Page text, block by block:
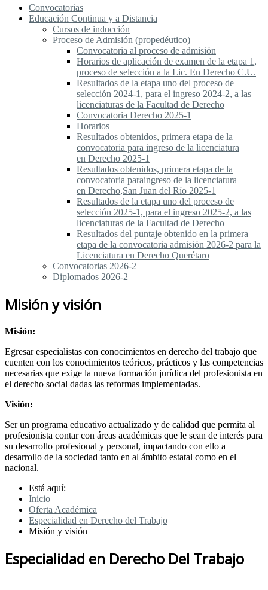
Convocatorias
Educación Continua y a Distancia
Cursos de inducción
Proceso de Admisión (propedéutico)
Convocatoria al proceso de admisión
Horarios de aplicación de examen de la etapa 1,
proceso de selección a la Lic. En Derecho C.U.
Resultados de la etapa uno del proceso de
selección 2024-1, para el ingreso 2024-2, a las
licenciaturas de la Facultad de Derecho
Convocatoria Derecho 2025-1
Horarios
Resultados obtenidos, primera etapa de la
convocatoria para ingreso de la licenciatura
en Derecho 2025-1
Resultados obtenidos, primera etapa de la
convocatoria paraingreso de la licenciatura
en Derecho,San Juan del Río 2025-1
Resultados de la etapa uno del proceso de
selección 2025-1, para el ingreso 2025-2, a las
licenciaturas de la Facultad de Derecho
Resultados del puntaje obtenido en la primera
etapa de la convocatoria admisión 2026-2 para la
Licenciatura en Derecho Querétaro
Convocatorias 2026-2
Diplomados 2026-2
Misión y visión
Misión:
Egresar especialistas con conocimientos en derecho del trabajo que
cuenten con los conocimientos teóricos, prácticos y las competencias
necesarias que exige la nueva formación jurídica del profesionista en
el derecho social dadas las reformas implementadas.
Visión:
Ser un programa educativo actualizado y de calidad que permita al
profesionista contar con áreas académicas que le sean de interés para
su desarrollo profesional y personal, impactando con ello a
desarrollo de la sociedad tanto en al ámbito estatal como en el
nacional.
Está aquí:
Inicio
Oferta Académica
Especialidad en Derecho del Trabajo
Misión y visión
Especialidad en Derecho Del Trabajo